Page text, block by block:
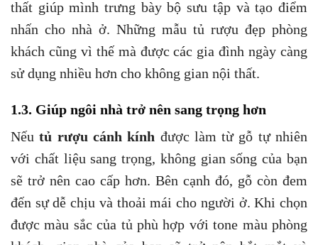
thất giúp mình trưng bày bộ sưu tập và tạo điểm
nhấn cho nhà ở. Những mẫu tủ rượu đẹp phòng
khách cũng vì thế mà được các gia đình ngày càng
sử dụng nhiều hơn cho không gian nội thất.
1.3. Giúp ngôi nhà trở nên sang trọng hơn
Nếutủ rượu cánh kính được làm từ gỗ tự nhiên
với chất liệu sang trọng, không gian sống của bạn
sẽ trở nên cao cấp hơn. Bên cạnh đó, gỗ còn đem
đến sự dễ chịu và thoải mái cho người ở. Khi chọn
được màu sắc của tủ phù hợp với tone màu phòng